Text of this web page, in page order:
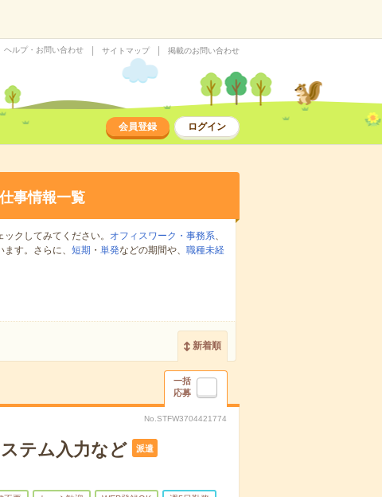
ヘルプ・お問い合わせ サイトマップ 掲載のお問い合わせ
会員登録 ログイン
事情報一覧
クしてみてください。 オフィスワーク・事務系、
す。さらに、 短期 ・ 単発などの期間や、 職種未経
新着順
一括
応募
No.STFW3704421774
テム入力など 派遣